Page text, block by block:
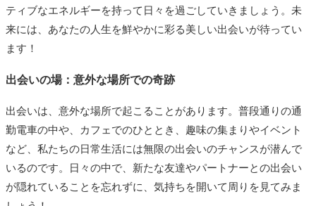
ティブなエネルギーを持って日々を過ごしていきましょう。未
来には、あなたの人生を鮮やかに彩る美しい出会いが待ってい
ます！
出会いの場：意外な場所での奇跡
出会いは、意外な場所で起こることがあります。普段通りの通
勤電車の中や、カフェでのひととき、趣味の集まりやイベント
など、私たちの日常生活には無限の出会いのチャンスが潜んで
いるのです。日々の中で、新たな友達やパートナーとの出会い
が隠れていることを忘れずに、気持ちを開いて周りを見てみま